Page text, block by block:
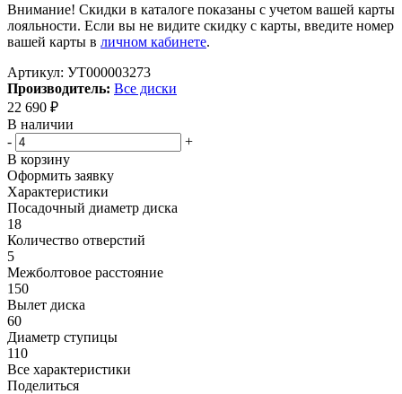
Внимание! Скидки в каталоге показаны с учетом вашей карты
лояльности. Если вы не видите скидку с карты, введите номер
вашей карты в личном кабинете.
Артикул: УТ000003273
Производитель: Все диски
22 690 ₽
В наличии
-
+
В корзину
Оформить заявку
Характеристики
Посадочный диаметр диска
18
Количество отверстий
5
Межболтовое расстояние
150
Вылет диска
60
Диаметр ступицы
110
Все характеристики
Поделиться